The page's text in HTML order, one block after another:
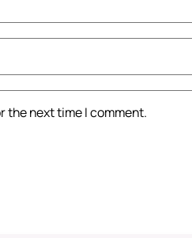
the next time I comment.